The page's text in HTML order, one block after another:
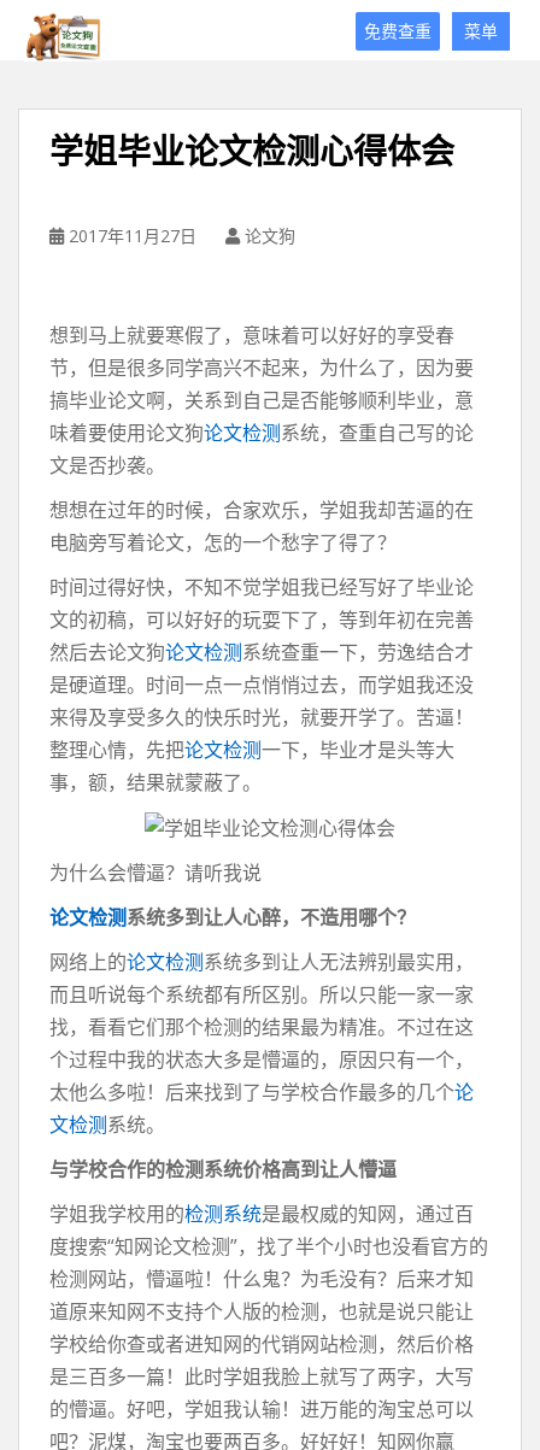
菜单
免费查重
学姐毕业论文检测心得体会
2017年11月27日 论文狗
想到马上就要寒假了，意味着可以好好的享受春
节，但是很多同学高兴不起来，为什么了，因为要
搞毕业论文啊，关系到自己是否能够顺利毕业，意
味着要使用论文狗论文检测系统，查重自己写的论
文是否抄袭。
想想在过年的时候，合家欢乐，学姐我却苦逼的在
电脑旁写着论文，怎的一个愁字了得了？
时间过得好快，不知不觉学姐我已经写好了毕业论
文的初稿，可以好好的玩耍下了，等到年初在完善
然后去论文狗论文检测系统查重一下，劳逸结合才
是硬道理。时间一点一点悄悄过去，而学姐我还没
来得及享受多久的快乐时光，就要开学了。苦逼！
整理心情，先把论文检测一下，毕业才是头等大
事，额，结果就蒙蔽了。
为什么会懵逼？请听我说
论文检测系统多到让人心醉，不造用哪个？
网络上的论文检测系统多到让人无法辨别最实用，
而且听说每个系统都有所区别。所以只能一家一家
找，看看它们那个检测的结果最为精准。不过在这
个过程中我的状态大多是懵逼的，原因只有一个，
太他么多啦！后来找到了与学校合作最多的几个论
文检测系统。
与学校合作的检测系统价格高到让人懵逼
学姐我学校用的检测系统是最权威的知网，通过百
度搜索“知网论文检测”，找了半个小时也没看官方的
检测网站，懵逼啦！什么鬼？为毛没有？后来才知
道原来知网不支持个人版的检测，也就是说只能让
学校给你查或者进知网的代销网站检测，然后价格
是三百多一篇！此时学姐我脸上就写了两字，大写
的懵逼。好吧，学姐我认输！进万能的淘宝总可以
吧？泥煤，淘宝也要两百多。好好好！知网你赢